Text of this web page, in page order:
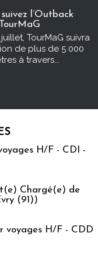
l’Outback
TourMaG suivra
de plus de 5 000
à travers...
H/F - CDI -
Chargé(e) de
(91))
voyages H/F - CDD